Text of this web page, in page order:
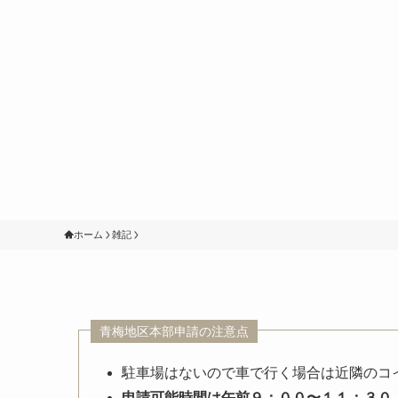
ホーム 雑記
青梅地区本部申請の注意点
駐車場はないので車で行く場合は近隣のコ